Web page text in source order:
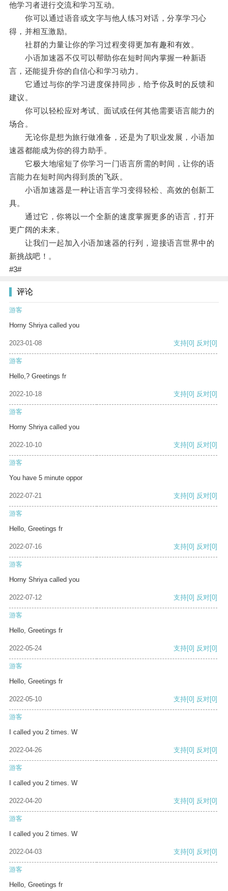
他学习者进行交流和学习互动。
你可以通过语音或文字与他人练习对话，分享学习心
得，并相互激励。
社群的力量让你的学习过程变得更加有趣和有效。
小语加速器不仅可以帮助你在短时间内掌握一种新语
言，还能提升你的自信心和学习动力。
它通过与你的学习进度保持同步，给予你及时的反馈和
建议。
你可以轻松应对考试、面试或任何其他需要语言能力的
场合。
无论你是想为旅行做准备，还是为了职业发展，小语加
速器都能成为你的得力助手。
它极大地缩短了你学习一门语言所需的时间，让你的语
言能力在短时间内得到质的飞跃。
小语加速器是一种让语言学习变得轻松、高效的创新工
具。
通过它，你将以一个全新的速度掌握更多的语言，打开
更广阔的未来。
让我们一起加入小语加速器的行列，迎接语言世界中的
新挑战吧！。
#3#
评论
游客
Horny Shriya called you
2023-01-08 支持[0] 反对[0]
游客
Hello,? Greetings fr
2022-10-18 支持[0] 反对[0]
游客
Horny Shriya called you
2022-10-10 支持[0] 反对[0]
游客
You have 5 minute oppor
2022-07-21 支持[0] 反对[0]
游客
Hello, Greetings fr
2022-07-16 支持[0] 反对[0]
游客
Horny Shriya called you
2022-07-12 支持[0] 反对[0]
游客
Hello, Greetings fr
2022-05-24 支持[0] 反对[0]
游客
Hello, Greetings fr
2022-05-10 支持[0] 反对[0]
游客
I called you 2 times. W
2022-04-26 支持[0] 反对[0]
游客
I called you 2 times. W
2022-04-20 支持[0] 反对[0]
游客
I called you 2 times. W
2022-04-03 支持[0] 反对[0]
游客
Hello, Greetings fr